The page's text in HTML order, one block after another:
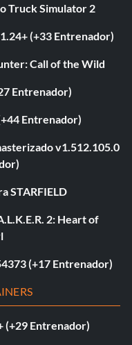
Truck Simulator 2
(+33 Entrenador)
Call of the Wild
Entrenador)
Entrenador)
v1.512.105.0
STARFIELD
2: Heart of
(+17 Entrenador)
(+29 Entrenador)